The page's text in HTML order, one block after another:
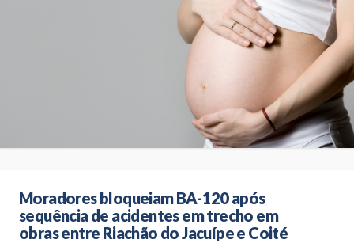
Moradores bloqueiam BA-120 após
sequência de acidentes em trecho em
obras entre Riachão do Jacuípe e Coité